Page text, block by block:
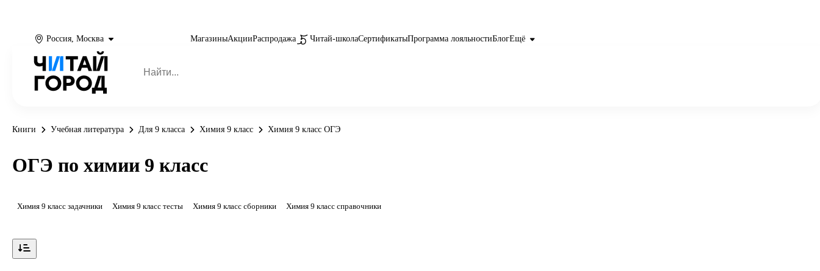
Россия, Москва МагазиныАкцииРаспродажа Читай-школаСертификатыПрограмма лояльностиБлогЕщё
Книги Учебная литература Для 9 класса Химия 9 класс Химия 9 класс ОГЭ
ОГЭ по химии 9 класс
Химия 9 класс задачники Химия 9 класс тесты Химия 9 класс сборники Химия 9 класс справочники
Показать ещё